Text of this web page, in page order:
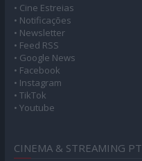
• Cine Estreias
• Notificações
• Newsletter
• Feed RSS
• Google News
• Facebook
• Instagram
• TikTok
• Youtube
CINEMA & STREAMING PT